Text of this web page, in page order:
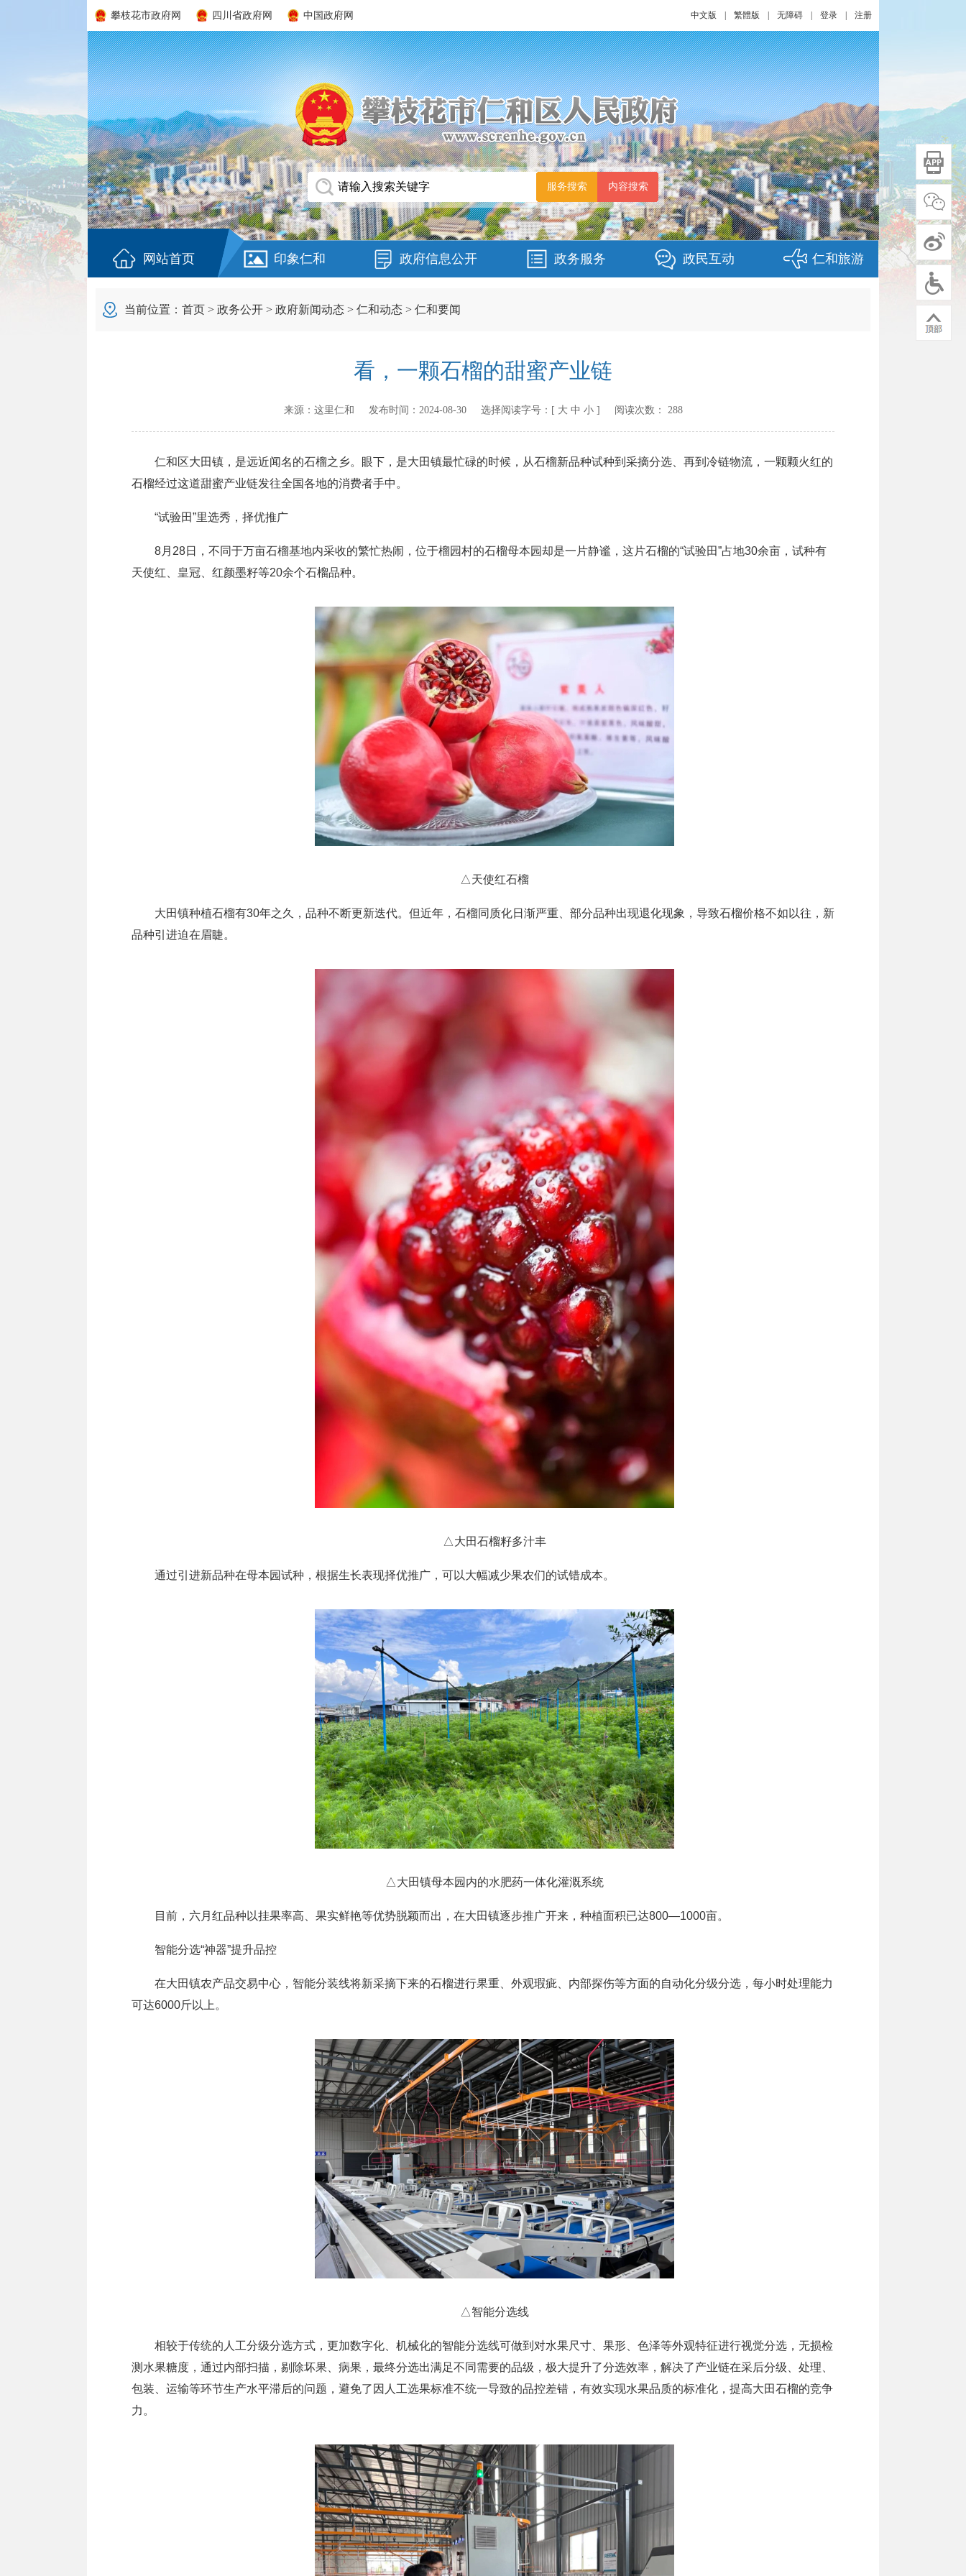
攀枝花市政府网 四川省政府网 中国政府网 中文版 繁體版 无障碍 登录 注册
网站首页 印象仁和 政府信息公开 政务服务 政民互动 仁和旅游
当前位置： 首页 > 政务公开 > 政府新闻动态 > 仁和动态 > 仁和要闻
看，一颗石榴的甜蜜产业链
来源： 这里仁和 发布时间： 2024-08-30选择阅读字号：[ 大 中 小] 阅读次数： 288
仁和区大田镇，是远近闻名的石榴之乡。眼下，是大田镇最忙碌的时候，从石榴新品种试种到采摘分选、再到冷链物流，一颗颗火红的
石榴经过这道甜蜜产业链发往全国各地的消费者手中。
“试验田”里选秀，择优推广
8月28日，不同于万亩石榴基地内采收的繁忙热闹，位于榴园村的石榴母本园却是一片静谧，这片石榴的“试验田”占地30余亩，试种有
天使红、皇冠、红颜墨籽等20余个石榴品种。
△天使红石榴
大田镇种植石榴有30年之久，品种不断更新迭代。但近年，石榴同质化日渐严重、部分品种出现退化现象，导致石榴价格不如以往，新
品种引进迫在眉睫。
△大田石榴籽多汁丰
通过引进新品种在母本园试种，根据生长表现择优推广，可以大幅减少果农们的试错成本。
△大田镇母本园内的水肥药一体化灌溉系统
目前，六月红品种以挂果率高、果实鲜艳等优势脱颖而出，在大田镇逐步推广开来，种植面积已达800—1000亩。
智能分选“神器”提升品控
在大田镇农产品交易中心，智能分装线将新采摘下来的石榴进行果重、外观瑕疵、内部探伤等方面的自动化分级分选，每小时处理能力
可达6000斤以上。
△智能分选线
相较于传统的人工分级分选方式，更加数字化、机械化的智能分选线可做到对水果尺寸、果形、色泽等外观特征进行视觉分选，无损检
测水果糖度，通过内部扫描，剔除坏果、病果，最终分选出满足不同需要的品级，极大提升了分选效率，解决了产业链在采后分级、处理、
包装、运输等环节生产水平滞后的问题，避免了因人工选果标准不统一导致的品控差错，有效实现水果品质的标准化，提高大田石榴的竞争
力。